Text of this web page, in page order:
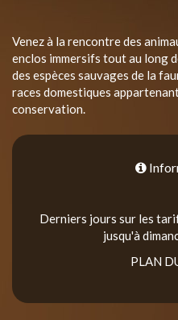
Venez à la rencontre des
enclos immersifs tout au long
des espèces sauvages de la
races domestiques
conservation.
Derniers jours sur les
jusqu'à
PLAN